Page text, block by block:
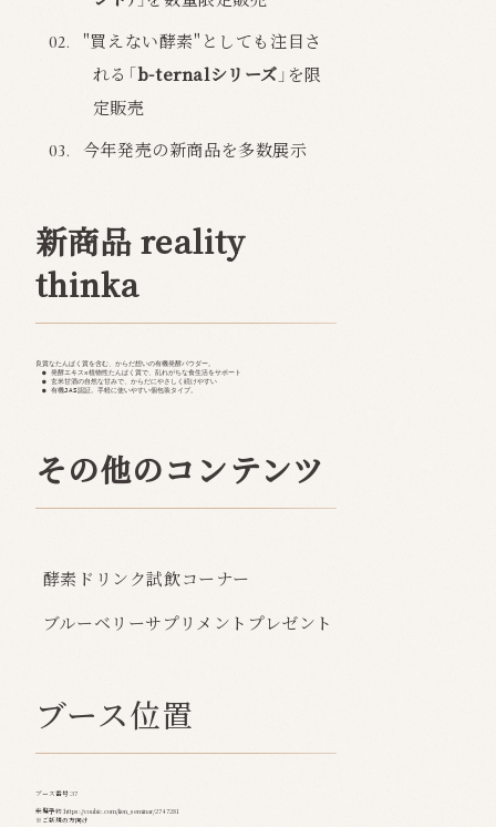
"買えない酵素"としても注目さ
れる「b-ternalシリーズ 」を限
定販売
今年発売の新商品を多数展示
新商品 reality
thinka
良質なたんぱく質を含む、からだ想いの有機発酵パウダー。
● 発酵エキス×植物性たんぱく質で、乱れがちな食生活をサポート
● 玄米甘酒の自然な甘みで、からだにやさしく続けやすい
● 有機JAS認証。手軽に使いやすい個包装タイプ。
その他のコンテンツ
酵素ドリンク試飲コーナー
ブルーベリーサプリメントプレゼント
ブース位置
ブース番号：37
来場予約：https://coubic.com/lien_seminar/2747281
※ご新規の方向け